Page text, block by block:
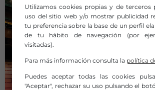
Utilizamos cookies propias y de terceros
uso del sitio web y/o mostrar publicidad
tu preferencia sobre la base de un perfil
de tu hábito de navegación (por
visitadas).
Para más información consulta la política
Puedes aceptar todas las cookies
"Aceptar", rechazar su uso pulsando el